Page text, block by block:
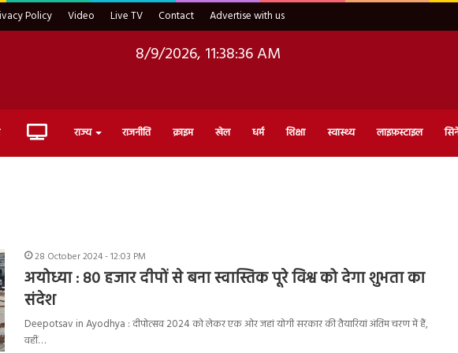
Policy Video Live TV Contact Advertise with us
8/9/2026, 11:38:37 AM
Live राज्य राजनीति क्राइम खेल धर्म शिक्षा स्वास्थ्य लाइफ़स्टाइल
28 October 2024 - 12:03 PM
अयोध्या : 80 हजार दीपों से बना स्वास्तिक पूरे विश्व को देगा शुभता का
संदेश
Deepotsav in Ayodhya : दीपोत्सव 2024 को लेकर एक ओर जहां योगी सरकार की तैयारियां अंतिम चरण में हैं,
वहीं…